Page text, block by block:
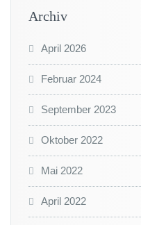
Archiv
April 2026
Februar 2024
September 2023
Oktober 2022
Mai 2022
April 2022